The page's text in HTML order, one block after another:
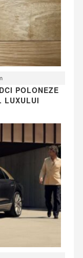
POLONEZE
LUXULUI